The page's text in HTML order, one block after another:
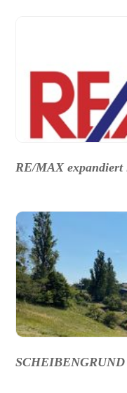
RE/MAX expandiert